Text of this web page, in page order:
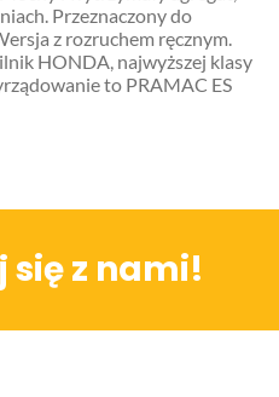
Przeznaczony do
z rozruchem ręcznym.
HONDA, najwyższej klasy
to PRAMAC ES
z nami!